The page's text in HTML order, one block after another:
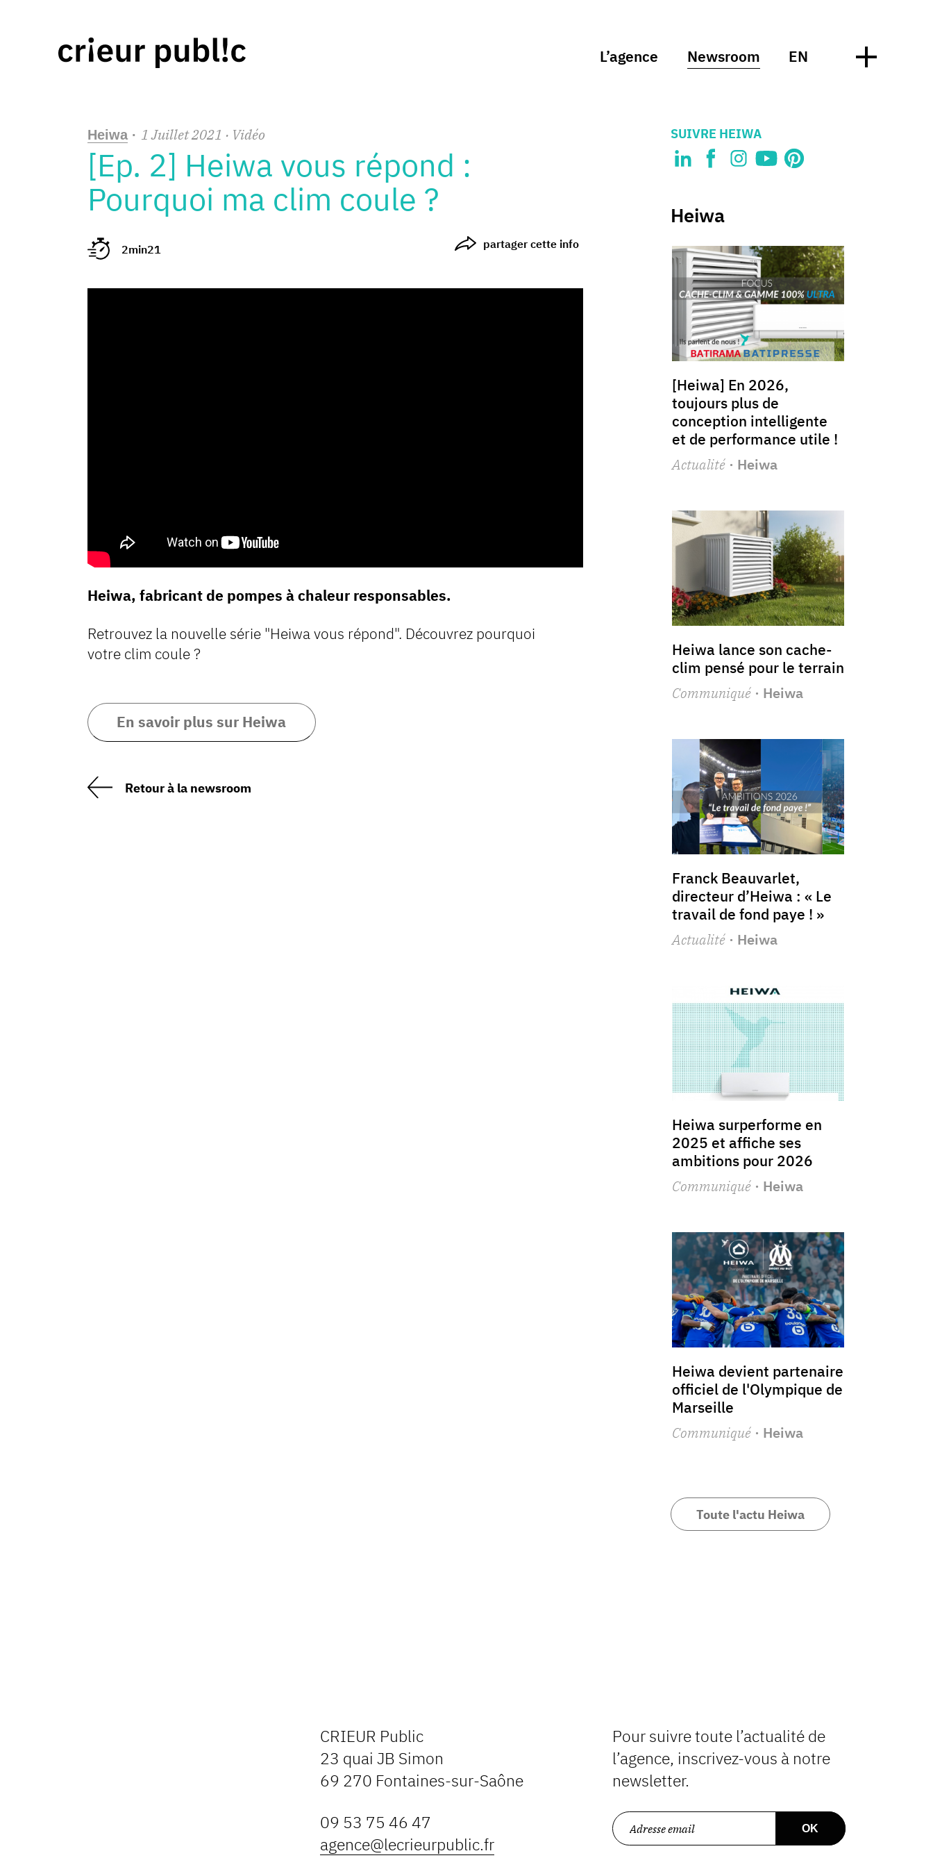
L’agence Newsroom EN
Heiwa · 1 Juillet2021 · Vidéo
[Ep. 2] Heiwa vous répond :
Pourquoi ma clim coule ?
2min21 partager cette info
Heiwa, fabricant de pompes à chaleur responsables.
Retrouvez la nouvelle série "Heiwa vous répond". Découvrez pourquoi
votre clim coule ?
En savoir plus sur Heiwa
Retour à la newsroom
SUIVRE HEIWA
Heiwa
[Heiwa] En 2026,
toujours plus de
conception intelligente
et de performance utile !
Actualité· Heiwa
Heiwa lance son cache-
clim pensé pour le terrain
Communiqué· Heiwa
Franck Beauvarlet,
directeur d’Heiwa : « Le
travail de fond paye ! »
Actualité· Heiwa
Heiwa surperforme en
2025 et affiche ses
ambitions pour 2026
Communiqué· Heiwa
Heiwa devient partenaire
officiel de l'Olympique de
Marseille
Communiqué· Heiwa
Toute l'actu Heiwa
CRIEUR Public
23 quai JB Simon
69 270 Fontaines-sur-Saône
09 53 75 46 47
agence@lecrieurpublic.fr
Pour suivre toute l’actualité de
l’agence, inscrivez-vous à notre
newsletter.